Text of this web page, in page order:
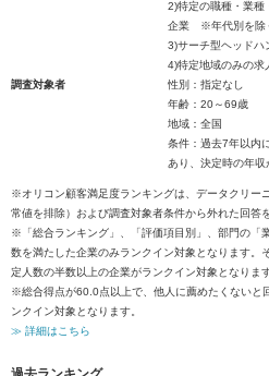
2)特定の職種・業種
企業 ※年代別を除
3)サーチ型ヘッドハ
4)特定地域のみの求
調査対象者
性別：指定なし
年齢：20～69歳
地域：全国
条件：過去7年以内
あり、決定時の年収
※オリコン顧客満足度ランキングは、データクリー
常値を排除）および調査対象者条件から外れた回答
※「総合ランキング」、「評価項目別」、部門の「
数を満たした企業のみランクイン対象となります。
定人数の半数以上の企業がランクイン対象となります
※総合得点が60.0点以上で、他人に薦めたくないと
ンクイン対象となります。
≫ 詳細はこちら